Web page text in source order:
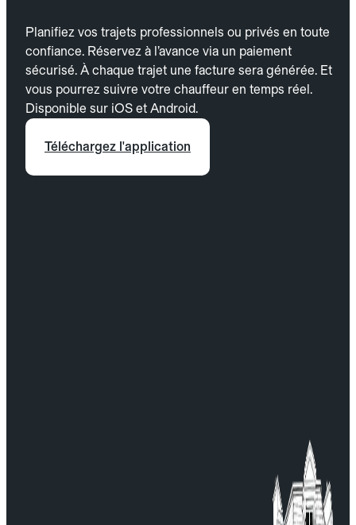
Planifiez vos trajets professionnels ou privés en toute
confiance. Réservez à l’avance via un paiement
sécurisé. À chaque trajet une facture sera générée. Et
vous pourrez suivre votre chauffeur en temps réel.
Disponible sur iOS et Android.
Téléchargez l'application